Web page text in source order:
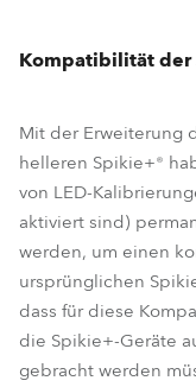
Kompatibilität der
Mit der Erweiterung
helleren Spikie+®
von LED-
aktiviert sind)
werden, um einen
ursprünglichen
dass für diese
die Spikie+-Geräte
gebracht werden